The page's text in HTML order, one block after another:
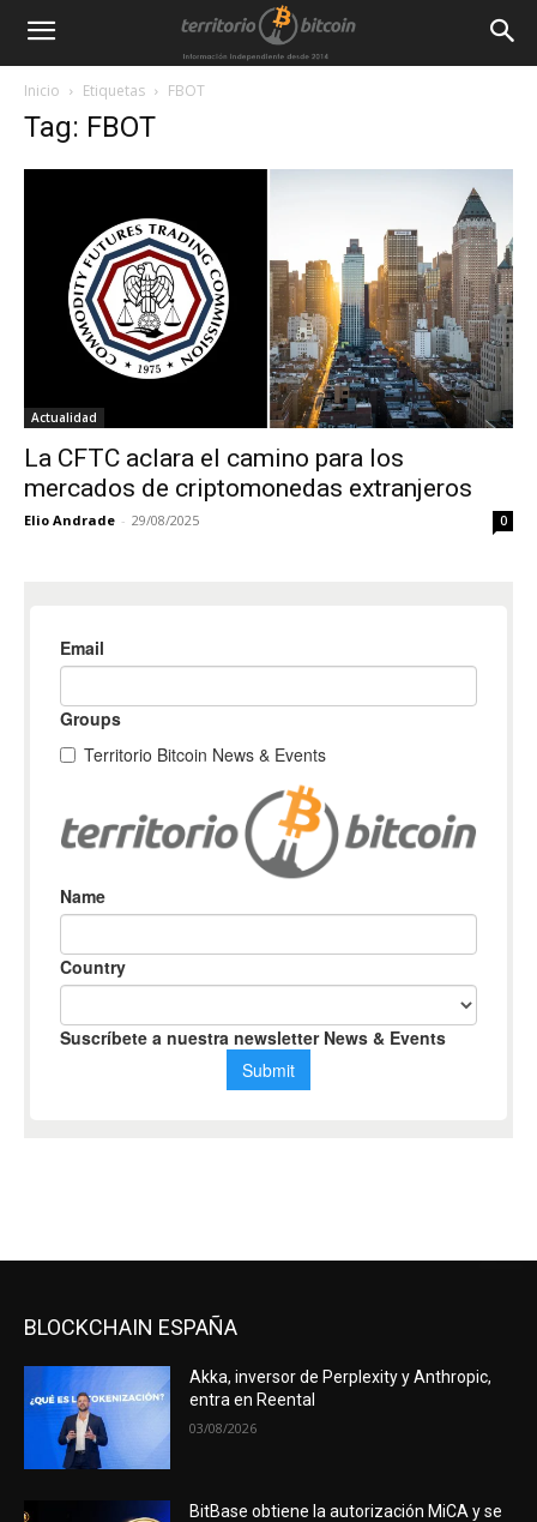
Inicio Etiquetas FBOT
Tag: FBOT
Actualidad
La CFTC aclara el camino para los
mercados de criptomonedas extranjeros
Elio Andrade - 29/08/2025 0
BLOCKCHAIN ESPAÑA
Akka, inversor de Perplexity y Anthropic,
entra en Reental
03/08/2026
BitBase obtiene la autorización MiCA y se